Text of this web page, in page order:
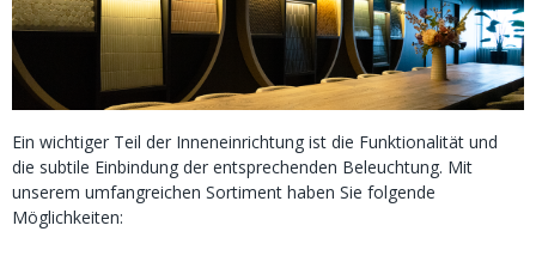
Ein wichtiger Teil der Inneneinrichtung ist die Funktionalität und
die subtile Einbindung der entsprechenden Beleuchtung. Mit
unserem umfangreichen Sortiment haben Sie folgende
Möglichkeiten: